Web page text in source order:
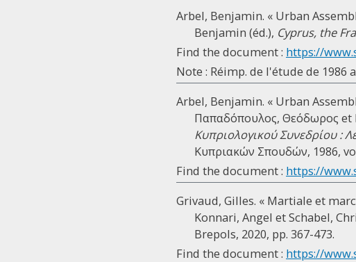
Arbel, Benjamin. « Urban
Benjamin (éd.), Cyprus, the
Find the document : https://
Note : Réimp. de l'étude de 1986
Arbel, Benjamin. « Urban
Παπαδόπουλος, Θεόδωρος et
Κυπριολογικού Συνεδρίου :
Κυπριακών Σπουδών, 1986,
Find the document : https://
Grivaud, Gilles. « Martiale et
Konnari, Angel et Schabel,
Brepols, 2020, pp. 367-473.
Find the document : https://